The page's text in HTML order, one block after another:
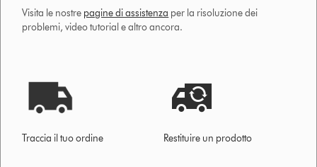
Visita le nostre pagine di assistenza per la risoluzione dei
problemi, video tutorial e altro ancora.
Traccia il tuo ordine Restituire un prodotto